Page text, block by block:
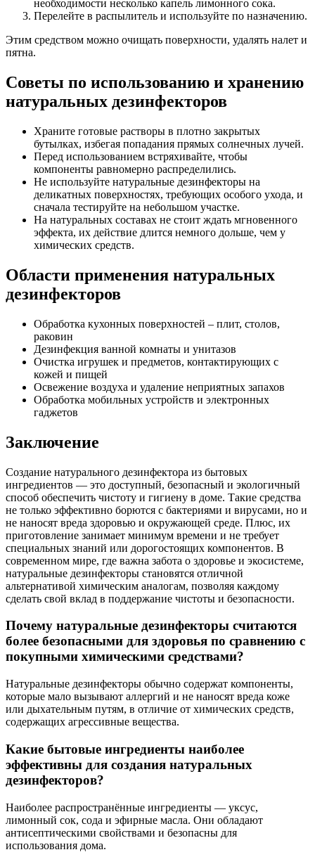
необходимости несколько капель лимонного сока.
Перелейте в распылитель и используйте по назначению.
Этим средством можно очищать поверхности, удалять налет и
пятна.
Советы по использованию и хранению
натуральных дезинфекторов
Храните готовые растворы в плотно закрытых
бутылках, избегая попадания прямых солнечных лучей.
Перед использованием встряхивайте, чтобы
компоненты равномерно распределились.
Не используйте натуральные дезинфекторы на
деликатных поверхностях, требующих особого ухода, и
сначала тестируйте на небольшом участке.
На натуральных составах не стоит ждать мгновенного
эффекта, их действие длится немного дольше, чем у
химических средств.
Области применения натуральных
дезинфекторов
Обработка кухонных поверхностей – плит, столов,
раковин
Дезинфекция ванной комнаты и унитазов
Очистка игрушек и предметов, контактирующих с
кожей и пищей
Освежение воздуха и удаление неприятных запахов
Обработка мобильных устройств и электронных
гаджетов
Заключение
Создание натурального дезинфектора из бытовых
ингредиентов — это доступный, безопасный и экологичный
способ обеспечить чистоту и гигиену в доме. Такие средства
не только эффективно борются с бактериями и вирусами, но и
не наносят вреда здоровью и окружающей среде. Плюс, их
приготовление занимает минимум времени и не требует
специальных знаний или дорогостоящих компонентов. В
современном мире, где важна забота о здоровье и экосистеме,
натуральные дезинфекторы становятся отличной
альтернативой химическим аналогам, позволяя каждому
сделать свой вклад в поддержание чистоты и безопасности.
Почему натуральные дезинфекторы считаются
более безопасными для здоровья по сравнению с
покупными химическими средствами?
Натуральные дезинфекторы обычно содержат компоненты,
которые мало вызывают аллергий и не наносят вреда коже
или дыхательным путям, в отличие от химических средств,
содержащих агрессивные вещества.
Какие бытовые ингредиенты наиболее
эффективны для создания натуральных
дезинфекторов?
Наиболее распространённые ингредиенты — уксус,
лимонный сок, сода и эфирные масла. Они обладают
антисептическими свойствами и безопасны для
использования дома.